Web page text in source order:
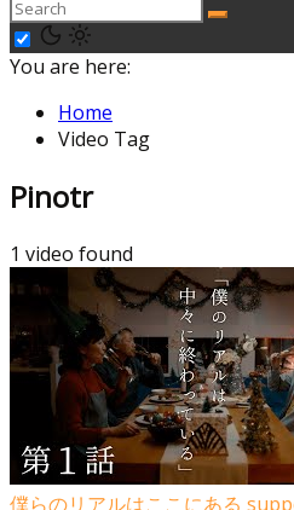
You are here:
Home
Video Tag
Pinotr
1 video found
僕らのリアルはここにある